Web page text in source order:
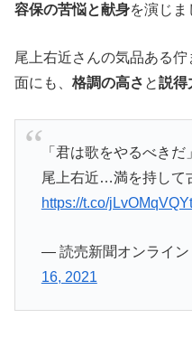
容保の苦悩と献身を演じま
尾上右近さんの気品ある
面にも、 格調の高さ と説得
「君は歌をやるべき
尾上右近…満を持して
https://t.co/jLvOMqVQYt
— 読売新聞オンライン
16, 2021